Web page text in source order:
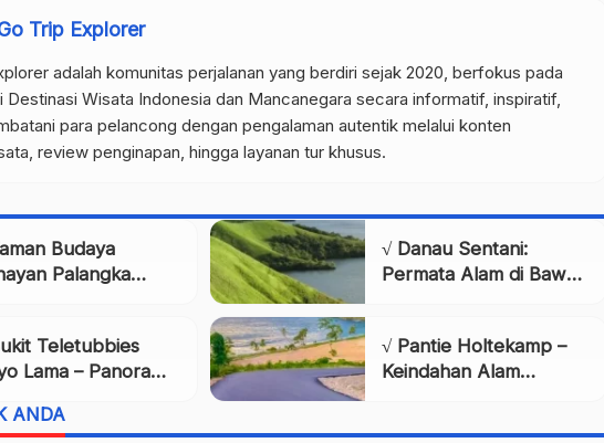
Trip Explorer
adalah komunitas perjalanan yang berdiri sejak 2020, berfokus pada
Destinasi Wisata Indonesia dan Mancanegara secara informatif, inspiratif,
para pelancong dengan pengalaman autentik melalui konten
review penginapan, hingga layanan tur khusus.
Budaya
Palangka
√ Danau Sentani:
Permata Alam di Bawah
Teletubbies
Lama – Panorama
√ Pantie Holtekamp –
Keindahan Alam
ANDA